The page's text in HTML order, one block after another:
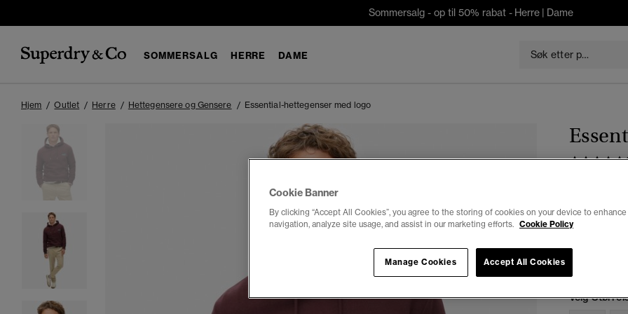
Sommersalg - op til 50% rabat - Herre | Dame
SOMMERSALG HERRE DAME
Hjem Outlet Herre Hettegensere og Gensere Essential-hettegenser med logo
Farge:
Velg
Cookie Banner
By clicking “Accept All Cookies”, you agree to the storing of cookies on your device to
navigation, analyze site usage, and assist in our marketing efforts. Cookie Policy
Accept All Cookies
Manage Cookies